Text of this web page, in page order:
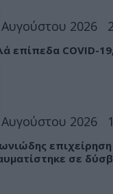
2026
επίπεδα COVID-19,
2026
σε